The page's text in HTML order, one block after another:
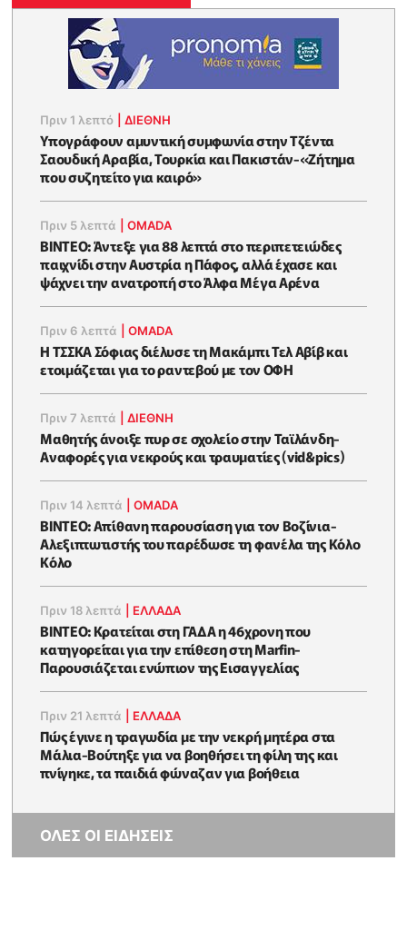
Πριν 1 λεπτό |ΔΙΕΘΝΗ
Υπογράφουν αμυντική συμφωνία στην Τζέντα
Σαουδική Αραβία, Τουρκία και Πακιστάν-«Ζήτημα
που συζητείτο για καιρό»
Πριν 5 λεπτά |OMADA
ΒΙΝΤΕΟ: Άντεξε για 88 λεπτά στο περιπετειώδες
παιχνίδι στην Αυστρία η Πάφος, αλλά έχασε και
ψάχνει την ανατροπή στο Άλφα Μέγα Αρένα
Πριν 6 λεπτά |OMADA
Η ΤΣΣΚΑ Σόφιας διέλυσε τη Μακάμπι Τελ Αβίβ και
ετοιμάζεται για το ραντεβού με τον ΟΦΗ
Πριν 7 λεπτά |ΔΙΕΘΝΗ
Μαθητής άνοιξε πυρ σε σχολείο στην Ταϊλάνδη-
Αναφορές για νεκρούς και τραυματίες (vid&pics)
Πριν 14 λεπτά |OMADA
ΒΙΝΤΕΟ: Απίθανη παρουσίαση για τον Βοζίνια-
Αλεξιπτωτιστής του παρέδωσε τη φανέλα της Κόλο
Κόλο
Πριν 18 λεπτά ΕΛΛΑΔΑ
ΒΙΝΤΕΟ: Κρατείται στη ΓΑΔΑ η 46χρονη που
κατηγορείται για την επίθεση στη Marfin-
Παρουσιάζεται ενώπιον της Εισαγγελίας
Πριν 21 λεπτά ΕΛΛΑΔΑ
Πώς έγινε η τραγωδία με την νεκρή μητέρα στα
Μάλια-Βούτηξε για να βοηθήσει τη φίλη της και
πνίγηκε, τα παιδιά φώναζαν για βοήθεια
ΟΛΕΣ ΟΙ ΕΙΔΗΣΕΙΣ